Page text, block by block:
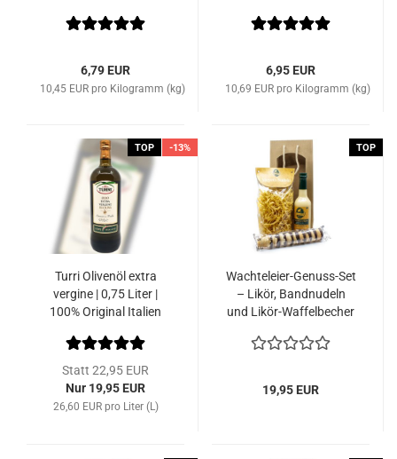
6,79 EUR
10,45 EUR pro Kilogramm (kg)
6,95 EUR
10,69 EUR pro Kilogramm (kg)
TOP -13%
Turri Olivenöl extra
vergine | 0,75 Liter |
100% Original Italien
Statt 22,95 EUR
Nur 19,95 EUR
26,60 EUR pro Liter (L)
TOP
Wachteleier-Genuss-Set
– Likör, Bandnudeln
und Likör-Waffelbecher
19,95 EUR